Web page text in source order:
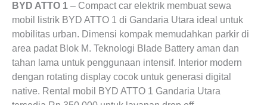
BYD ATTO 1 – Compact car elektrik membuat sewa
mobil listrik BYD ATTO 1 di Gandaria Utara ideal untuk
mobilitas urban. Dimensi kompak memudahkan parkir di
area padat Blok M. Teknologi Blade Battery aman dan
tahan lama untuk penggunaan intensif. Interior modern
dengan rotating display cocok untuk generasi digital
native. Rental mobil BYD ATTO 1 Gandaria Utara